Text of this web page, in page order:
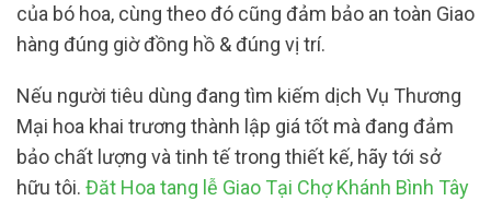
của bó hoa, cùng theo đó cũng đảm bảo an toàn Giao
hàng đúng giờ đồng hồ & đúng vị trí.
Nếu người tiêu dùng đang tìm kiếm dịch Vụ Thương
Mại hoa khai trương thành lập giá tốt mà đang đảm
bảo chất lượng và tinh tế trong thiết kế, hãy tới sở
hữu tôi. Đăt Hoa tang lễ Giao Tại Chợ Khánh Bình Tây